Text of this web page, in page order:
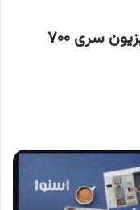
آگهی محصولات اسنوا، تلویزیون سری ۷۰۰